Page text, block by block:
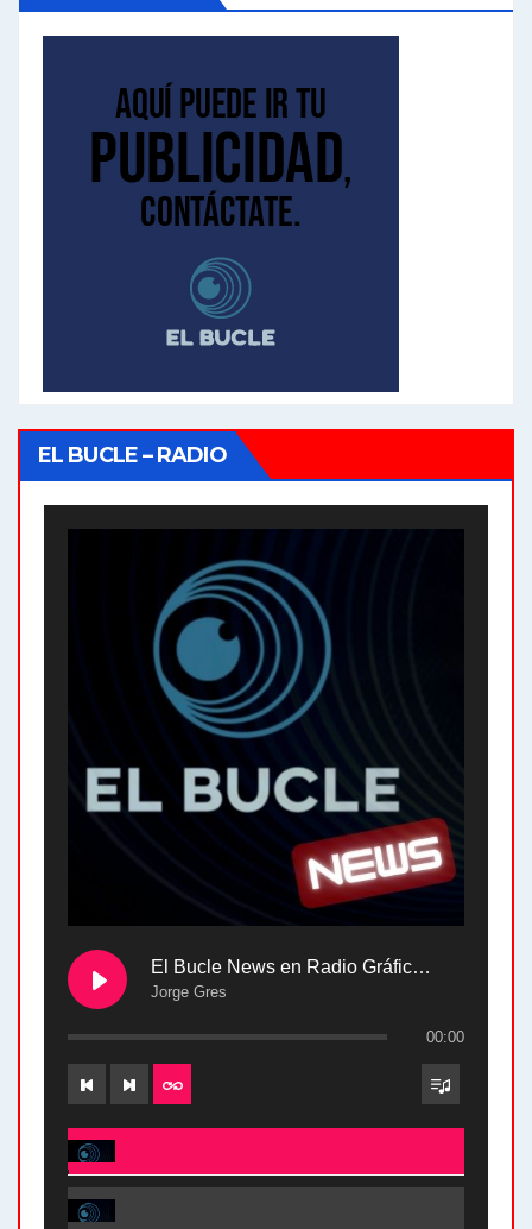
EL BUCLE – RADIO
El Bucle News en Radio Gráfica. Bloque 2 . 28.04.24
Jorge Gres
00:00
El Bucle News en Radio Gráfica. Bloque 2 . 28.04.24 - Jorge Gres